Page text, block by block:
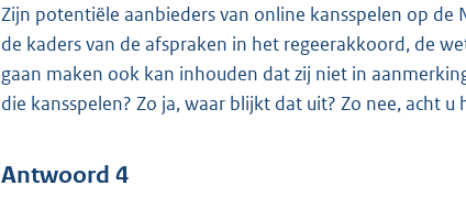
Zijn potentiële aanbieders van online kansspelen op
de kaders van de afspraken in het regeerakkoord, de
gaan maken ook kan inhouden dat zij niet in
die kansspelen? Zo ja, waar blijkt dat uit? Zo nee, acht
Antwoord 4